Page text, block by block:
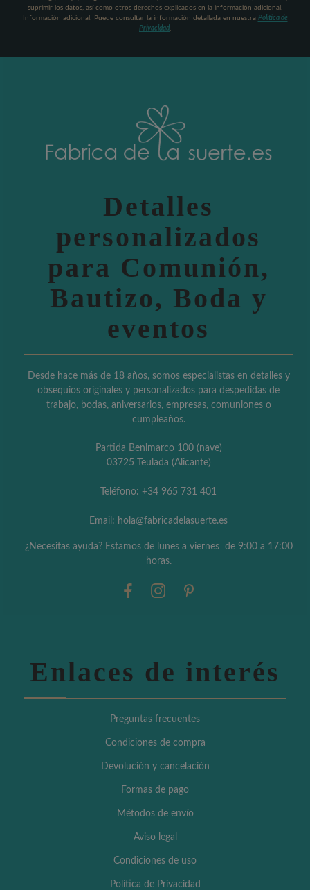
suprimir los datos, así como otros derechos explicados en la información adicional.
Información adicional: Puede consultar la información detallada en nuestra Política de
Privacidad
Detalles
personalizados
para Comunión,
Bautizo, Boda y
eventos
Desde hace más de 18 años, somos especialistas en detalles y
obsequios originales y personalizados para despedidas de
trabajo, bodas, aniversarios, empresas, comuniones o
cumpleaños.
Partida Benimarco 100 (nave)
03725 Teulada (Alicante)
Teléfono: +34 965 731 401
Email: hola@fabricadelasuerte.es
¿Necesitas ayuda? Estamos de lunes a viernes de 9:00 a 17:00
horas.
Enlaces de interés
Preguntas frecuentes
Condiciones de compra
Devolución y cancelación
Formas de pago
Métodos de envío
Aviso legal
Condiciones de uso
Política de Privacidad